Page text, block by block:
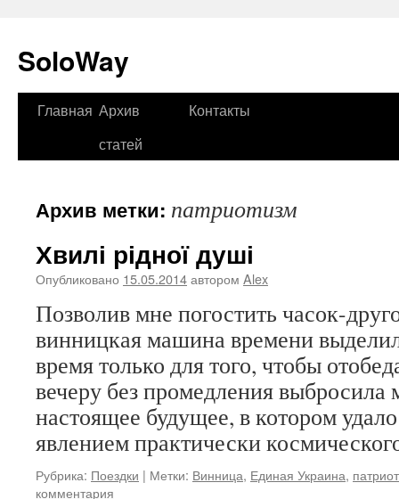
SoloWay
Перейти
Главная Архив
статей
Контакты
Архив метки: патриотизм
Хвилі рідної душі
Опубликовано 15.05.2014автором Alex
Позволив мне погостить часок-
винницкая машина времени
время только для того, чтобы
вечеру без промедления выбросила
настоящее будущее, в котором
явлением практически
Рубрика: Поездки | Метки: Винница, Единая Украина,
комментария